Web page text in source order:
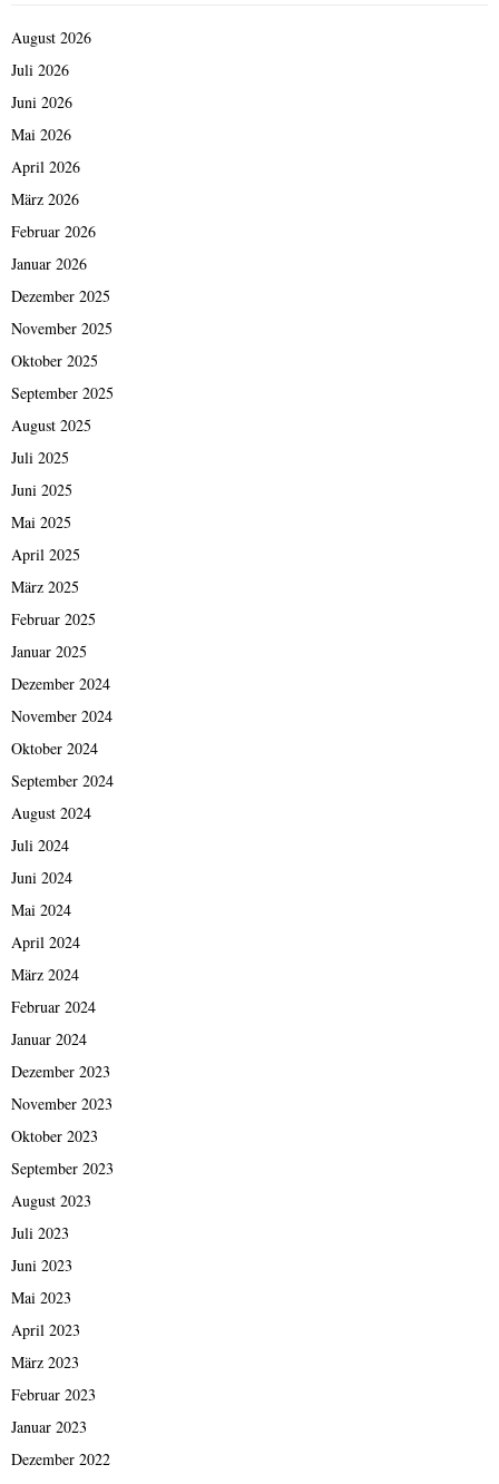
August 2026
Juli 2026
Juni 2026
Mai 2026
April 2026
März 2026
Februar 2026
Januar 2026
Dezember 2025
November 2025
Oktober 2025
September 2025
August 2025
Juli 2025
Juni 2025
Mai 2025
April 2025
März 2025
Februar 2025
Januar 2025
Dezember 2024
November 2024
Oktober 2024
September 2024
August 2024
Juli 2024
Juni 2024
Mai 2024
April 2024
März 2024
Februar 2024
Januar 2024
Dezember 2023
November 2023
Oktober 2023
September 2023
August 2023
Juli 2023
Juni 2023
Mai 2023
April 2023
März 2023
Februar 2023
Januar 2023
Dezember 2022